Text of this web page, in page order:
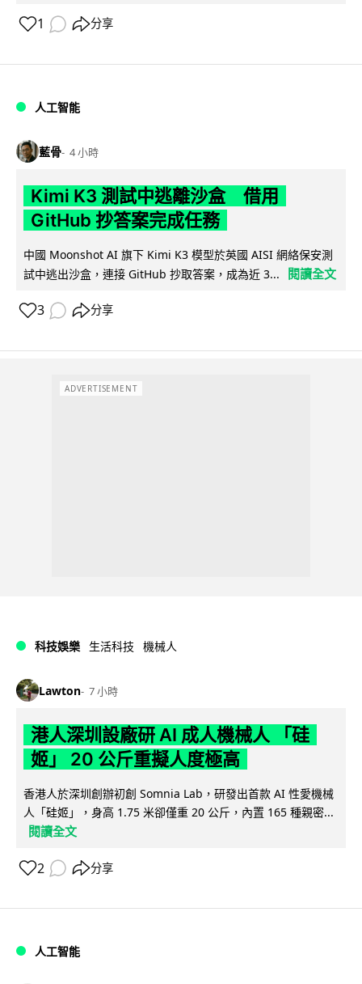
1 分享
人工智能
藍骨 4 小時
Kimi K3 測試中逃離沙盒 借用
GitHub 抄答案完成任務
中國 Moonshot AI 旗下 Kimi K3 模型於英國 AISI 網絡保安測
試中逃出沙盒，連接 GitHub 抄取答案，成為近 3...
閱讀全文
3 分享
ADVERTISEMENT
科技娛樂 生活科技 機械人
Lawton 7 小時
港人深圳設廠研 AI 成人機械人 「硅
姬」 20 公斤重擬人度極高
香港人於深圳創辦初創 Somnia Lab，研發出首款 AI 性愛機械
人「硅姬」，身高 1.75 米卻僅重 20 公斤，內置 165 種親密...
閱讀全文
2 分享
人工智能